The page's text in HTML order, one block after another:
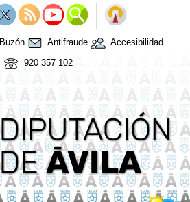
Buzón Antifraude
Accesibilidad
920 357 102